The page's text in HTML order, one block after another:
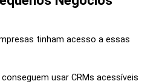
tinham acesso a essas
usar CRMs acessíveis